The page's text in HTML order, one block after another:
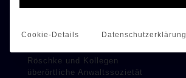
Partner für Technik
Röschke und Kollegen
überörtliche Anwaltssozietät
Cookie-Details Datenschutzerklärung